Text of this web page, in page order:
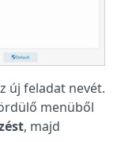
új feladat nevét.
menüből
, majd